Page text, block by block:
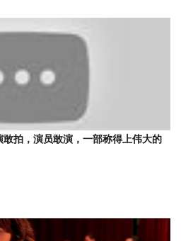
敢拍，演员敢演，一部称得上伟大的